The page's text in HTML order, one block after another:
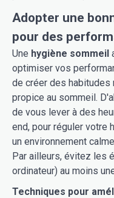
Adopter une
pour des
Une hygiène sommeil
optimiser vos
de créer des habitudes
propice au sommeil.
de vous lever à des
end, pour réguler votre
un environnement
Par ailleurs, évitez les
ordinateur) au moins
Techniques pour